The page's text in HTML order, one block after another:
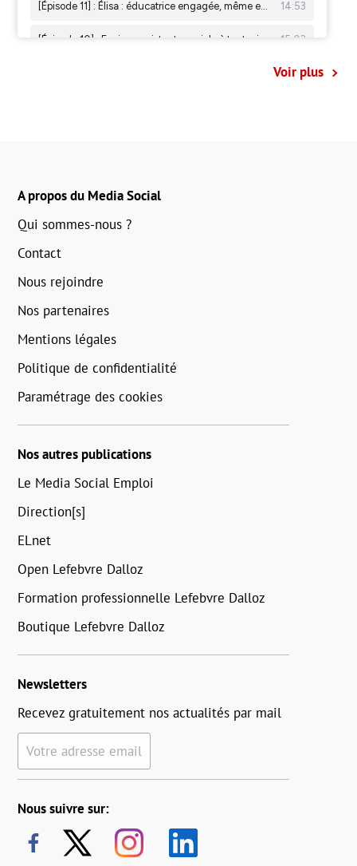
Voir plus
A propos du Media Social
Qui sommes-nous ?
Contact
Nous rejoindre
Nos partenaires
Mentions légales
Politique de confidentialité
Paramétrage des cookies
Nos autres publications
Le Media Social Emploi
Direction[s]
ELnet
Open Lefebvre Dalloz
Formation professionnelle Lefebvre Dalloz
Boutique Lefebvre Dalloz
Newsletters
Recevez gratuitement nos actualités par mail
Votre adresse email
Nous suivre sur: